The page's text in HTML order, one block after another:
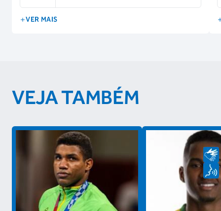
VER MAIS
VEJA TAMBÉM